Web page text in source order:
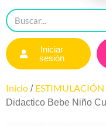
Iniciar
sesión
Inicio / ESTIMULACIÓN
Didactico Bebe Niño